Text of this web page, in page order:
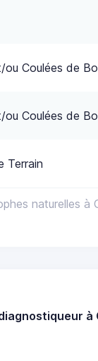
naturelles à
Coulées de
Coulées de
Terrain
à